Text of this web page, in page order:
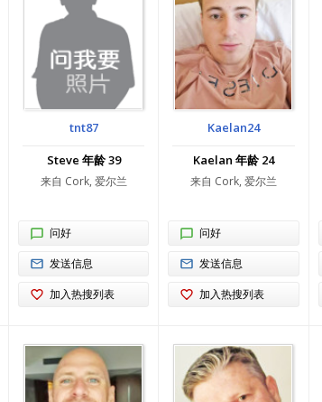
tnt87
Steve 年龄 39
来自 Cork, 爱尔兰
问好
发送信息
加入热搜列表
Kaelan24
Kaelan 年龄 24
来自 Cork, 爱尔兰
问好
发送信息
加入热搜列表